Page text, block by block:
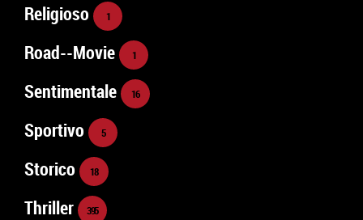
Religioso 1
Road--Movie 1
Sentimentale 16
Sportivo 5
Storico 18
Thriller 395